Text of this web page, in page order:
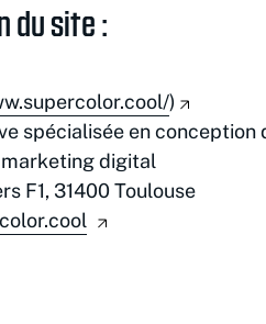
du site :
)
spécialisée en conception
digital
F1, 31400 Toulouse